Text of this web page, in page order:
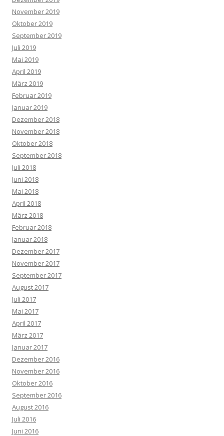
November 2019
Oktober 2019
September 2019
Juli 2019
Mai 2019
April 2019
März 2019
Februar 2019
Januar 2019
Dezember 2018
November 2018
Oktober 2018
September 2018
Juli 2018
Juni 2018
Mai 2018
April 2018
März 2018
Februar 2018
Januar 2018
Dezember 2017
November 2017
September 2017
August 2017
Juli 2017
Mai 2017
April 2017
März 2017
Januar 2017
Dezember 2016
November 2016
Oktober 2016
September 2016
August 2016
Juli 2016
Juni 2016